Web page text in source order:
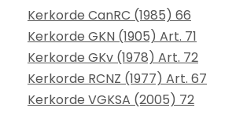
Kerkorde CanRC (1985) 66
Kerkorde GKN (1905) Art. 71
Kerkorde GKv (1978) Art. 72
Kerkorde RCNZ (1977) Art. 67
Kerkorde VGKSA (2005) 72